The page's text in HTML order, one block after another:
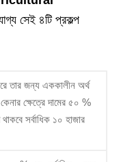
সেই ৪টি প্রকল্প
তার জন্য এককালীন অর্থ
ক্ষেত্রে দামের ৫০ %
সর্বাধিক ১০ হাজার